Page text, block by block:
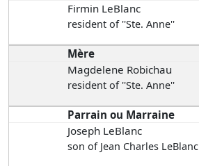
Firmin LeBlanc
resident of ''Ste. Anne''
Mère
Magdelene Robichau
resident of ''Ste. Anne''
Parrain ou Marraine
Joseph LeBlanc
son of Jean Charles LeBlanc